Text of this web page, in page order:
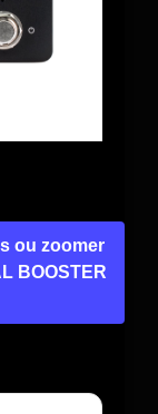
ou zoomer
BOOSTER